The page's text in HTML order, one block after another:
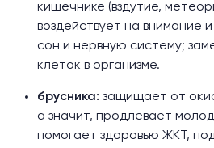
кишечнике (вздутие,
воздействует на внимание
сон и нервную систему;
клеток в организме.
брусника: защищает от
а значит, продлевает
помогает здоровью ЖКТ,